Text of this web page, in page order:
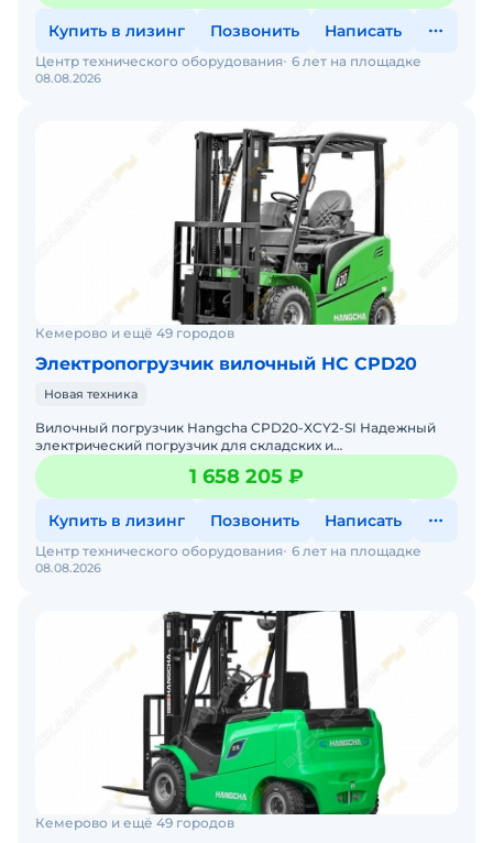
Купить в лизинг Позвонить Написать
08.08.2026
Центр технического оборудования 6 лет на площадке
Кемерово и ещё 49 городов
Электропогрузчик вилочный HC CPD20
Новая техника
Вилочный погрузчик Hangcha CPD20-XCY2-SI Надежный
электрический погрузчик для складских и
производственных задач Мы предлагаем: Доставку по
России от 2-х
1 658 205 ₽
Купить в лизинг Позвонить Написать
08.08.2026
Центр технического оборудования 6 лет на площадке
Кемерово и ещё 49 городов